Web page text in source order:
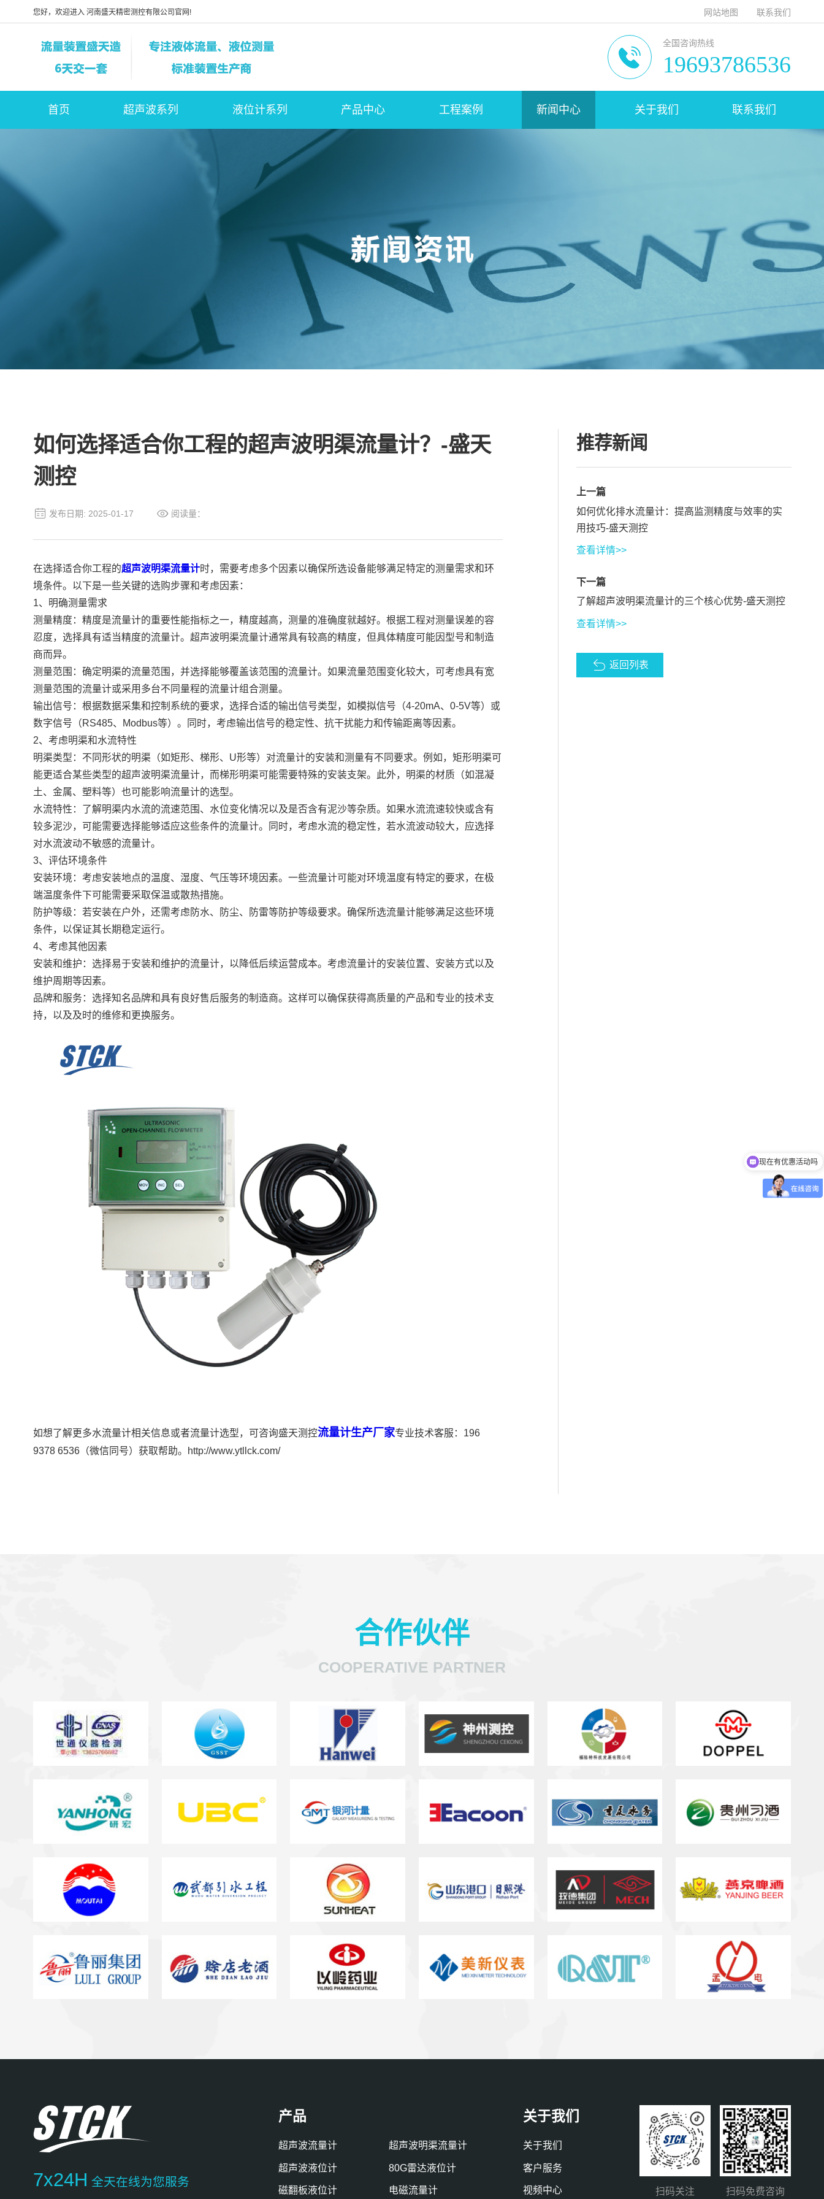
您好，欢迎进入 河南盛天精密测控有限公司官网! 网站地图 联系我们
全国咨询热线
19693786536
首页 超声波系列 液位计系列 产品中心 工程案例 新闻中心 关于我们 联系我们
如何选择适合你工程的超声波明渠流量计？-盛天
测控
发布日期: 2025-01-17 阅读量：
在选择适合你工程的超声波明渠流量计时，需要考虑多个因素以确保所选设备能够满足特定的测量需求和环
境条件。以下是一些关键的选购步骤和考虑因素：
1、明确测量需求
测量精度：精度是流量计的重要性能指标之一，精度越高，测量的准确度就越好。根据工程对测量误差的容
忍度，选择具有适当精度的流量计。超声波明渠流量计通常具有较高的精度，但具体精度可能因型号和制造
商而异。
测量范围：确定明渠的流量范围，并选择能够覆盖该范围的流量计。如果流量范围变化较大，可考虑具有宽
测量范围的流量计或采用多台不同量程的流量计组合测量。
输出信号：根据数据采集和控制系统的要求，选择合适的输出信号类型，如模拟信号（4-20mA、0-5V等）或
数字信号（RS485、Modbus等）。同时，考虑输出信号的稳定性、抗干扰能力和传输距离等因素。
2、考虑明渠和水流特性
明渠类型：不同形状的明渠（如矩形、梯形、U形等）对流量计的安装和测量有不同要求。例如，矩形明渠可
能更适合某些类型的超声波明渠流量计，而梯形明渠可能需要特殊的安装支架。此外，明渠的材质（如混凝
土、金属、塑料等）也可能影响流量计的选型。
水流特性：了解明渠内水流的流速范围、水位变化情况以及是否含有泥沙等杂质。如果水流流速较快或含有
较多泥沙，可能需要选择能够适应这些条件的流量计。同时，考虑水流的稳定性，若水流波动较大，应选择
对水流波动不敏感的流量计。
3、评估环境条件
安装环境：考虑安装地点的温度、湿度、气压等环境因素。一些流量计可能对环境温度有特定的要求，在极
端温度条件下可能需要采取保温或散热措施。
防护等级：若安装在户外，还需考虑防水、防尘、防雷等防护等级要求。确保所选流量计能够满足这些环境
条件，以保证其长期稳定运行。
4、考虑其他因素
安装和维护：选择易于安装和维护的流量计，以降低后续运营成本。考虑流量计的安装位置、安装方式以及
维护周期等因素。
品牌和服务：选择知名品牌和具有良好售后服务的制造商。这样可以确保获得高质量的产品和专业的技术支
持，以及及时的维修和更换服务。
如想了解更多水流量计相关信息或者流量计选型，可咨询盛天测控流量计生产厂家专业技术客服：196
9378 6536（微信同号）获取帮助。http://www.ytllck.com/
推荐新闻
上一篇
如何优化排水流量计：提高监测精度与效率的实
用技巧-盛天测控
查看详情>>
下一篇
了解超声波明渠流量计的三个核心优势-盛天测控
查看详情>>
返回列表
合作伙伴
COOPERATIVE PARTNER
7x24H 全天在线为您服务
产品
超声波流量计 超声波明渠流量计
超声波液位计 80G雷达液位计
磁翻板液位计 电磁流量计
关于我们
关于我们
客户服务
视频中心 扫码关注 扫码免费咨询
现在有优惠活动吗